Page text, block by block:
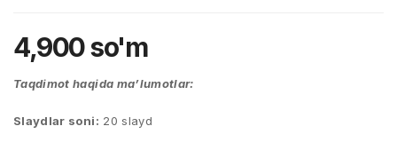
4,900so'm
Taqdimot haqida ma’lumotlar:
Slaydlar soni: 20 slayd